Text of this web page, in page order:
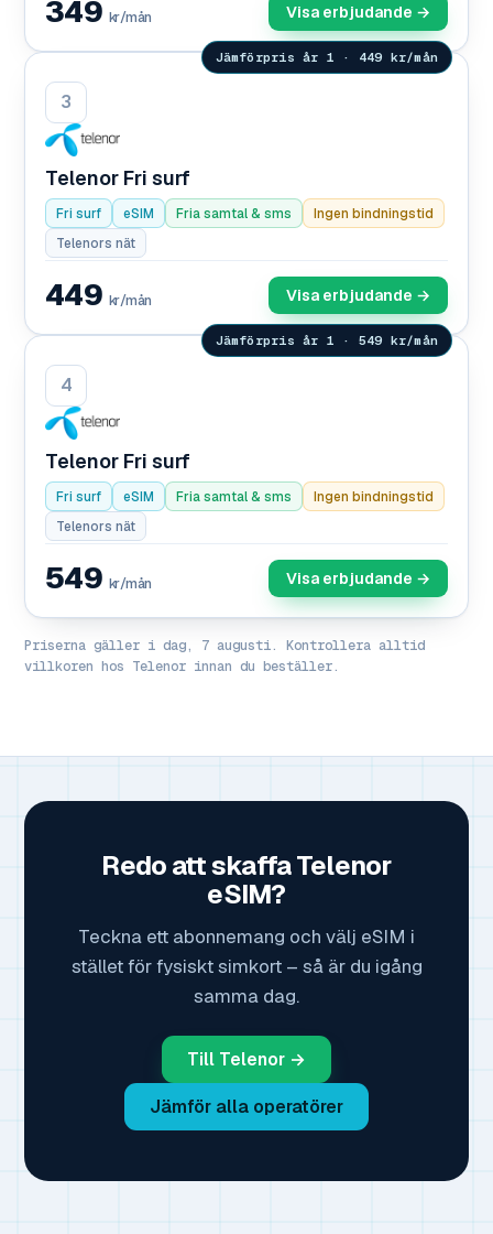
349 kr/mån Visa erbjudande →
Jämförpris år 1 · 449 kr/mån
3
Telenor Fri surf
Fri surf eSIM Fria samtal & sms
Ingen bindningstid
Telenors nät
449 kr/mån Visa erbjudande →
Jämförpris år 1 · 549 kr/mån
4
Telenor Fri surf
Fri surf eSIM Fria samtal & sms
Ingen bindningstid
Telenors nät
549 kr/mån Visa erbjudande →
Priserna gäller i dag, 7 augusti. Kontrollera alltid
villkoren hos Telenor innan du beställer.
Redo att skaffa Telenor
eSIM?
Teckna ett abonnemang och välj eSIM i
stället för fysiskt simkort – så är du igång
samma dag.
Till Telenor →
Jämför alla operatörer